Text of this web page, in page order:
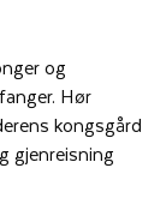
og
Hør
kongsgård
gjenreisning